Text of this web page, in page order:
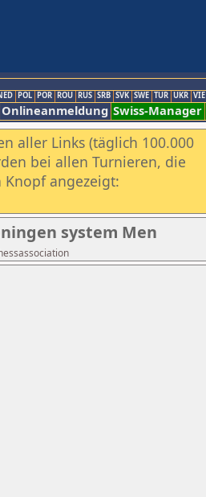
POL POR ROU RUS SRB SVK SWE TUR UKR VIE
Onlineanmeldung Swiss-Manager
aller Links (täglich 100.000
bei allen Turnieren, die
angezeigt:
system Men